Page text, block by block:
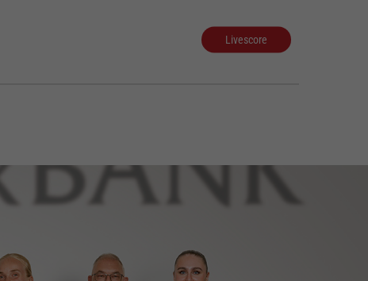
Livescore